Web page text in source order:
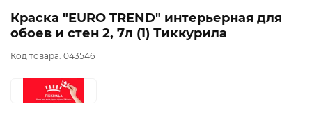
Краска "EURO TREND" интерьерная для
обоев и стен 2, 7л (1) Тиккурила
Код товара: 043546